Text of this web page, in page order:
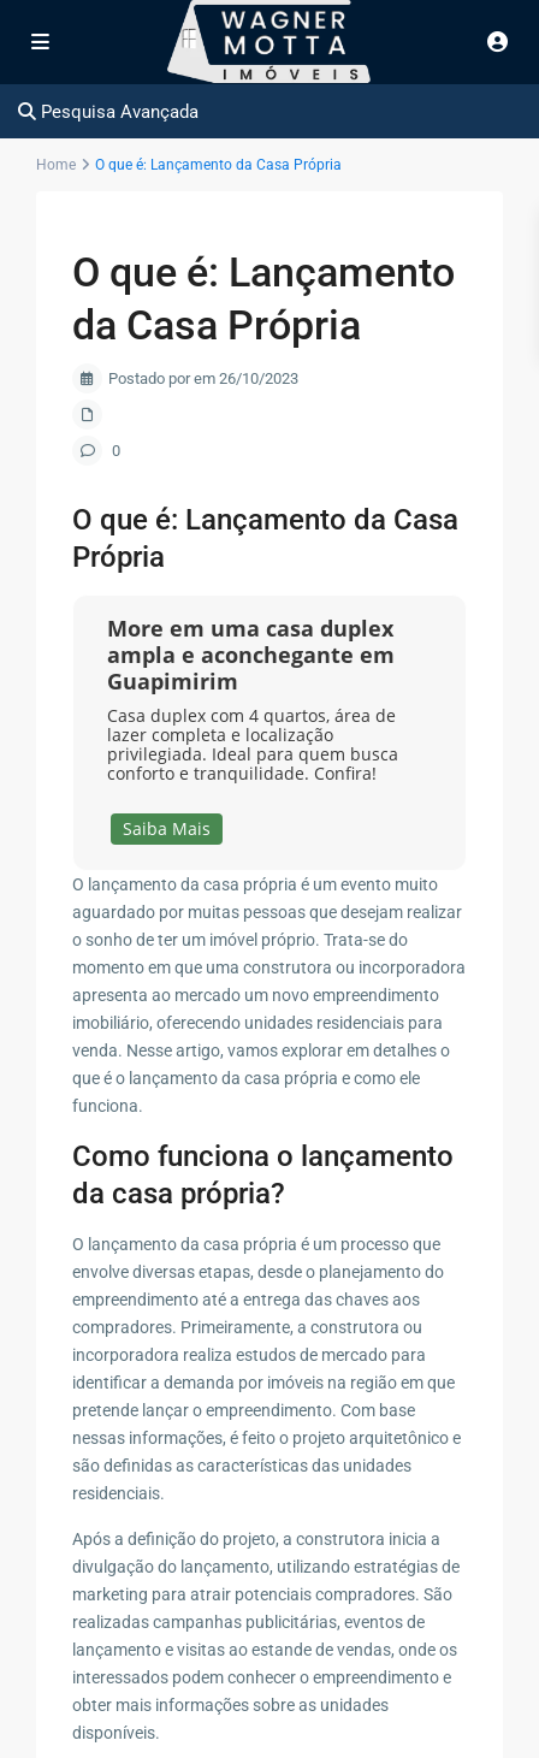
Pesquisa Avançada
Home O que é: Lançamento da Casa Própria
O que é: Lançamento
da Casa Própria
Postado por em 26/10/2023
0
O que é: Lançamento da Casa
Própria
More em uma casa duplex
ampla e aconchegante em
Guapimirim
Casa duplex com 4 quartos, área de
lazer completa e localização
privilegiada. Ideal para quem busca
conforto e tranquilidade. Confira!
Saiba Mais
O lançamento da casa própria é um evento muito
aguardado por muitas pessoas que desejam realizar
o sonho de ter um imóvel próprio. Trata-se do
momento em que uma construtora ou incorporadora
apresenta ao mercado um novo empreendimento
imobiliário, oferecendo unidades residenciais para
venda. Nesse artigo, vamos explorar em detalhes o
que é o lançamento da casa própria e como ele
funciona.
Como funciona o lançamento
da casa própria?
O lançamento da casa própria é um processo que
envolve diversas etapas, desde o planejamento do
empreendimento até a entrega das chaves aos
compradores. Primeiramente, a construtora ou
incorporadora realiza estudos de mercado para
identificar a demanda por imóveis na região em que
pretende lançar o empreendimento. Com base
nessas informações, é feito o projeto arquitetônico e
são definidas as características das unidades
residenciais.
Após a definição do projeto, a construtora inicia a
divulgação do lançamento, utilizando estratégias de
marketing para atrair potenciais compradores. São
realizadas campanhas publicitárias, eventos de
lançamento e visitas ao estande de vendas, onde os
interessados podem conhecer o empreendimento e
obter mais informações sobre as unidades
disponíveis.